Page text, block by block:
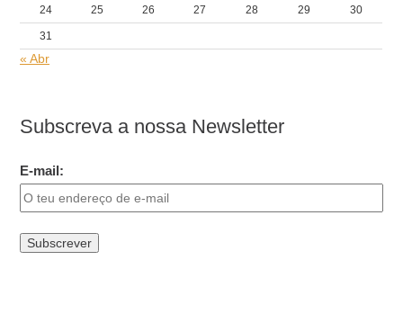
24 25 26 27 28 29 30
31
« Abr
Subscreva a nossa Newsletter
E-mail: